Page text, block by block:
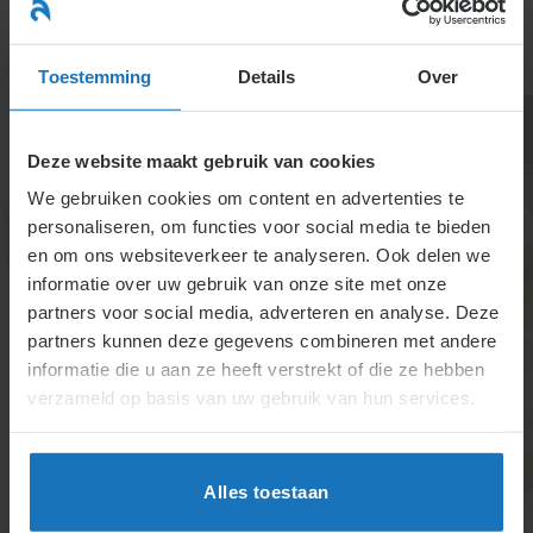
Toestemming Details Over
Deze website maakt gebruik van cookies
We gebruiken cookies om content en advertenties te
personaliseren, om functies voor social media te bieden
en om ons websiteverkeer te analyseren. Ook delen we
informatie over uw gebruik van onze site met onze
partners voor social media, adverteren en analyse. Deze
partners kunnen deze gegevens combineren met andere
informatie die u aan ze heeft verstrekt of die ze hebben
verzameld op basis van uw gebruik van hun services.
Alles toestaan
naar
inhoud
Gevolgen van einde
met instemming
verlies van tewerkstelling en loon. Een